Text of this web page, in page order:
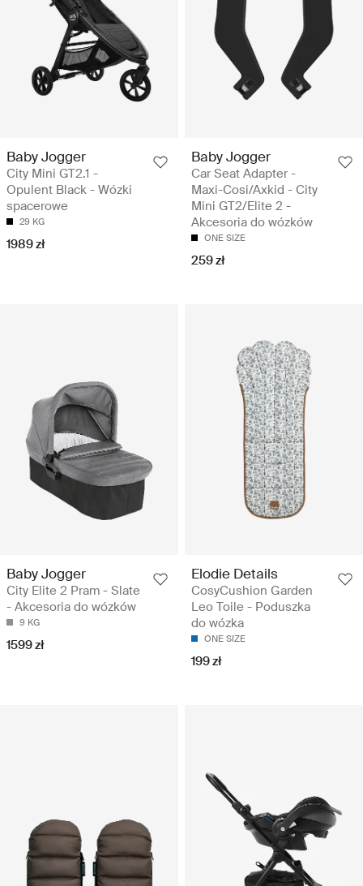
Baby Jogger
City Mini GT2.1 -
Opulent Black - Wózki
spacerowe
29 KG
1989 zł
Baby Jogger
Car Seat Adapter -
Maxi-Cosi/Axkid - City
Mini GT2/Elite 2 -
Akcesoria do wózków
ONE SIZE
259 zł
Baby Jogger
City Elite 2 Pram - Slate
- Akcesoria do wózków
9 KG
1599 zł
Elodie Details
CosyCushion Garden
Leo Toile - Poduszka
do wózka
ONE SIZE
199 zł